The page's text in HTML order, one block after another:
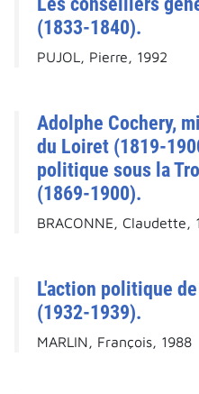
(1833-1840).
PUJOL, Pierre, 1992
Adolphe Cochery,
du Loiret (1819-
politique sous la
(1869-1900).
BRACONNE, Claudette,
L'action politique
(1932-1939).
MARLIN, François, 1988